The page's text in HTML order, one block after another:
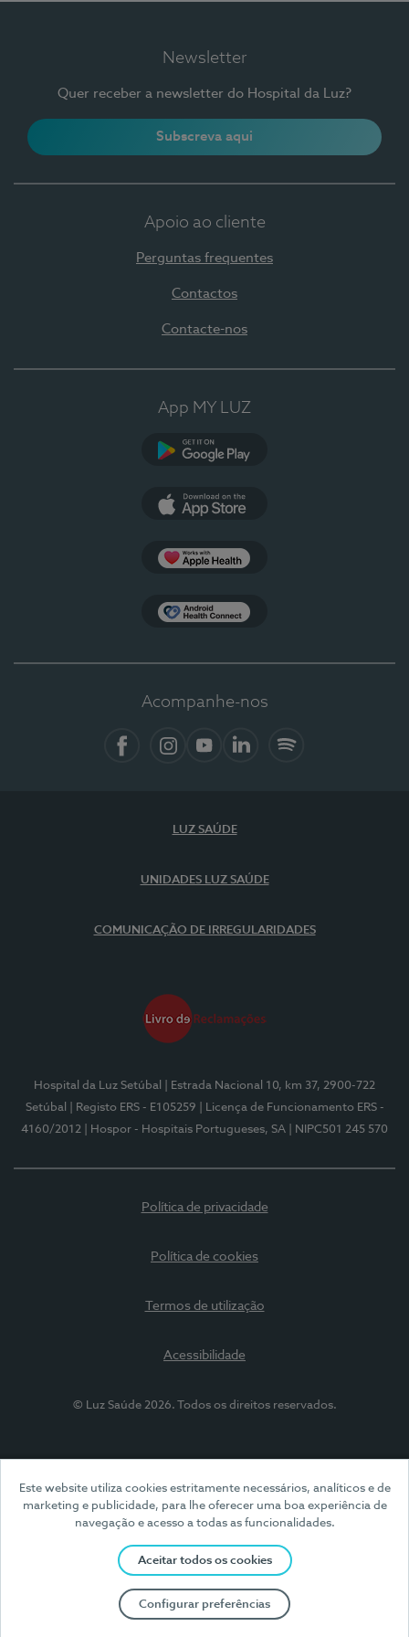
Este website utiliza cookies estritamente necessários, analíticos e de
marketing e publicidade, para lhe oferecer uma boa experiência de
navegação e acesso a todas as funcionalidades.
Aceitar todos os cookies
Configurar preferências
Newsletter
Quer receber a newsletter do Hospital da Luz?
Subscreva aqui
Apoio ao cliente
Perguntas frequentes
Contactos
Contacte-nos
App MY LUZ
Acompanhe-nos
LUZ SAÚDE
UNIDADES LUZ SAÚDE
COMUNICAÇÃO DE IRREGULARIDADES
Hospital da Luz Setúbal
| Estrada Nacional 10, km 37, 2900-722
Setúbal
| Registo ERS - E105259
| Licença de Funcionamento ERS -
4160/2012
| Hospor - Hospitais Portugueses, SA | NIPC501 245 570
Política de privacidade
Política de cookies
Termos de utilização
Acessibilidade
© Luz Saúde 2026. Todos os direitos reservados.